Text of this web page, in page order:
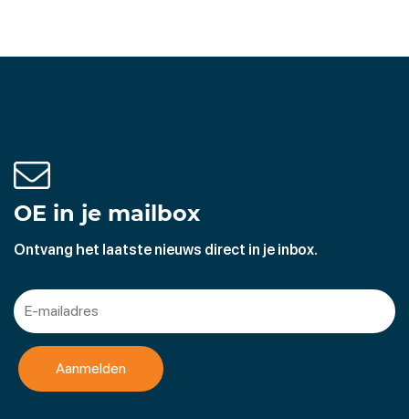
OE in je mailbox
Ontvang het laatste nieuws direct in je inbox.